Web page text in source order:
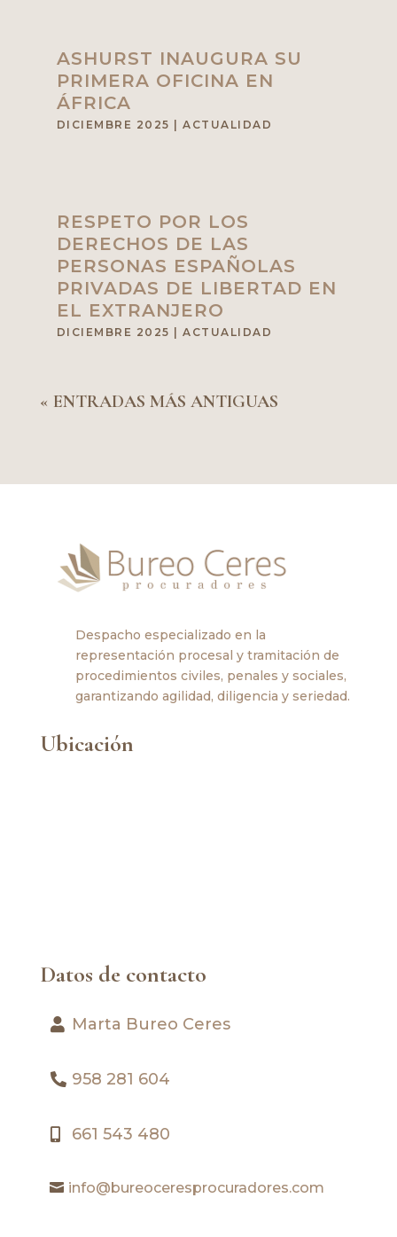
ASHURST INAUGURA SU
PRIMERA OFICINA EN
ÁFRICA
DICIEMBRE 2025 |ACTUALIDAD
RESPETO POR LOS
DERECHOS DE LAS
PERSONAS ESPAÑOLAS
PRIVADAS DE LIBERTAD EN
EL EXTRANJERO
DICIEMBRE 2025 |ACTUALIDAD
« ENTRADAS MÁS ANTIGUAS
Despacho especializado en la
representación procesal y tramitación de
procedimientos civiles, penales y sociales,
garantizando agilidad, diligencia y seriedad.
Ubicación
Datos de contacto
Marta Bureo Ceres
958 281 604
661 543 480
info@bureoceresprocuradores.com